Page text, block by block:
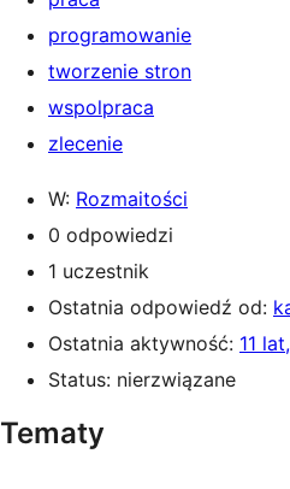
programowanie
tworzenie stron
wspolpraca
zlecenie
W: Rozmaitości
0 odpowiedzi
1 uczestnik
Ostatnia odpowiedź od:
Ostatnia aktywność: 11
Status: nierzwiązane
Tematy